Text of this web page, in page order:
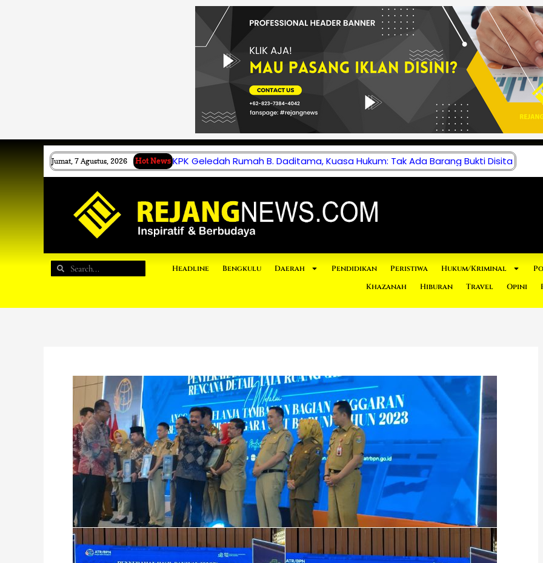
Jumat, 7 Agustus, 2026 Hot News KPK Geledah Rumah B. Daditama, Kuasa Hukum: Tak Ada Barang Bukti Disita
Search
Search Headline Bengkulu Daerah Pendidikan Peristiwa Hukum/Kriminal
Khazanah
Hiburan Travel Opini
Pemkab
Lebong
Terima
Bantuan
Teknis
RDTR
Kementerian
BPN